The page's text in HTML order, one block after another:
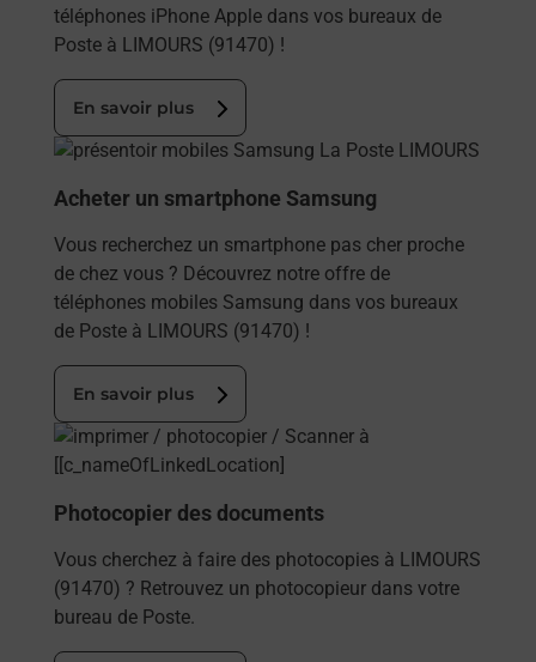
téléphones iPhone Apple dans vos bureaux de
Poste à LIMOURS (91470) !
En savoir plus
En savoir plus
Acheter un smartphone Samsung
Vous recherchez un smartphone pas cher proche
de chez vous ? Découvrez notre offre de
téléphones mobiles Samsung dans vos bureaux
de Poste à LIMOURS (91470) !
En savoir plus
En savoir plus
Photocopier des documents
Vous cherchez à faire des photocopies à LIMOURS
(91470) ? Retrouvez un photocopieur dans votre
bureau de Poste.